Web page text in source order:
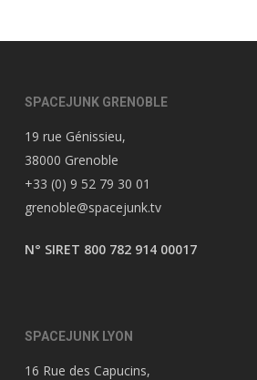
SPACEJUNK GRENOBLE
19 rue Génissieu,
38000 Grenoble
+33 (0) 9 52 79 30 01
grenoble@spacejunk.tv
N° SIRET 800 782 914 00017
SPACEJUNK LYON
16 Rue des Capucins,